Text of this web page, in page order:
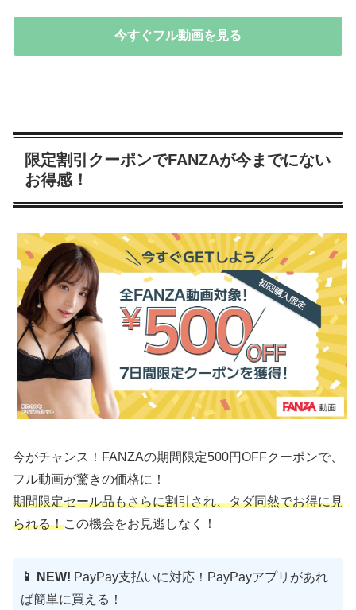
今すぐフル動画を見る
限定割引クーポンでFANZAが今までにない
お得感！
今がチャンス！FANZAの期間限定500円OFFクーポンで、
フル動画が驚きの価格に！
期間限定セール品もさらに割引され、タダ同然でお得に見
られる！この機会をお見逃しなく！
📱 NEW! PayPay支払いに対応！PayPayアプリがあれ
ば簡単に買える！